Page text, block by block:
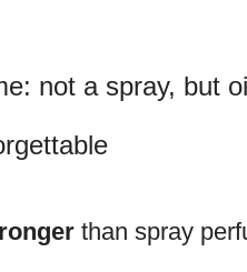
not a spray, but
than spray